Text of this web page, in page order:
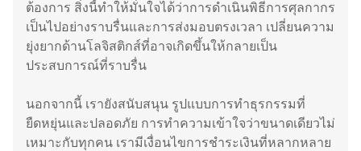
ต้องการ สิ่งนี้ทำให้มั่นใจได้ว่าการดำเนินพิธีการศุลกากร
เป็นไปอย่างราบรื่นและการส่งมอบตรงเวลา เปลี่ยนความ
ยุ่งยากด้านโลจิสติกส์ที่อาจเกิดขึ้นให้กลายเป็น
ประสบการณ์ที่ราบรื่น
นอกจากนี้ เรายังสนับสนุน รูปแบบการทำธุรกรรมที่
ยืดหยุ่นและปลอดภัย การทำความเข้าใจว่าขนาดเดียวไม่
เหมาะกับทุกคน เรามีเงื่อนไขการชำระเงินที่หลากหลาย